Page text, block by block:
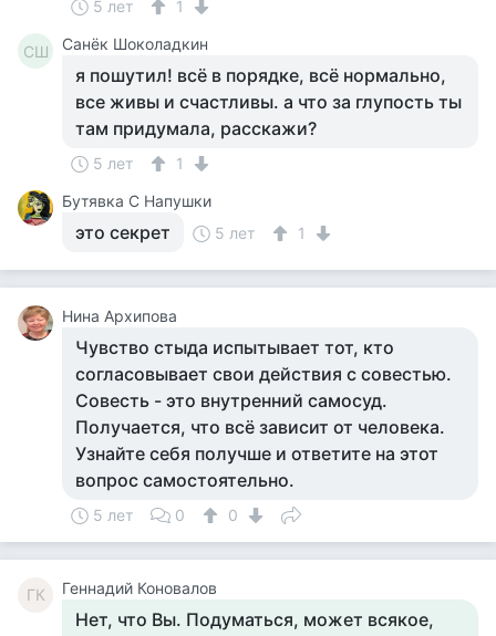
5 лет 1
СШ Санёк Шоколадкин
я пошутил! всё в порядке, всё нормально,
все живы и счастливы. а что за глупость ты
там придумала, расскажи?
5 лет
1
Бутявка С Напушки
это секрет 5 лет 1
Нина Архипова
Чувство стыда испытывает тот, кто
согласовывает свои действия с совестью.
Совесть - это внутренний самосуд.
Получается, что всё зависит от человека.
Узнайте себя получше и ответите на этот
вопрос самостоятельно.
5 лет 0 0
ГК Геннадий Коновалов
Нет, что Вы. Подуматься, может всякое,